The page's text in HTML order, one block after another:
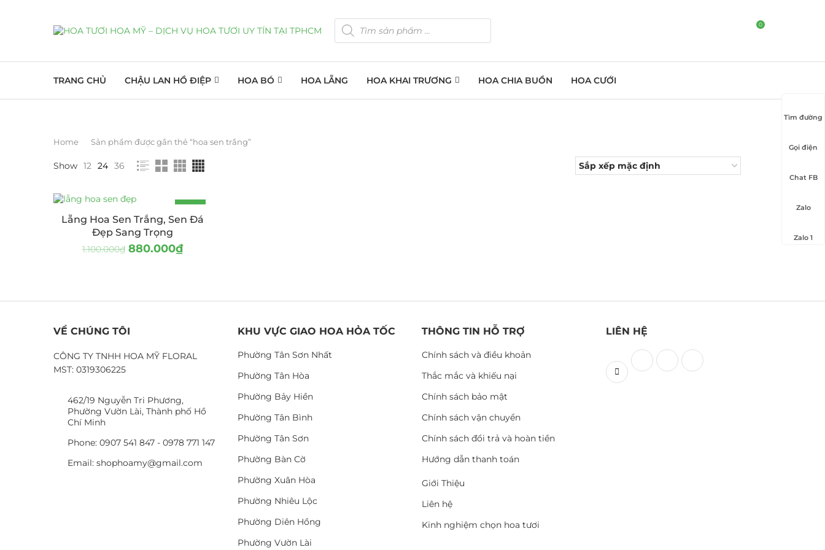
0
TRANG CHỦ CHẬU LAN HỒ ĐIỆP HOA BÓ HOA LẴNG HOA KHAI TRƯƠNG HOA CHIA BUỒN HOA CƯỚI
Home Sản phẩm được gắn thẻ “hoa sen trắng”
Show 12 24 36
-20%
Lẵng Hoa Sen Trắng, Sen Đá
Đẹp Sang Trọng
1.100.000₫ 880.000₫
VỀ CHÚNG TÔI
CÔNG TY TNHH HOA MỸ FLORAL
MST: 0319306225
462/19 Nguyễn Tri Phương,
Phường Vườn Lài, Thành phố Hồ
Chí Minh
Phone: 0907 541 847 - 0978 771 147
Email: shophoamy@gmail.com
KHU VỰC GIAO HOA HỎA TỐC
Phường Tân Sơn Nhất
Phường Tân Hòa
Phường Bảy Hiền
Phường Tân Bình
Phường Tân Sơn
Phường Bàn Cờ
Phường Xuân Hòa
Phường Nhiêu Lộc
Phường Diên Hồng
Phường Vườn Lài
THÔNG TIN HỖ TRỢ
Chính sách và điều khoản
Thắc mắc và khiếu nại
Chính sách bảo mật
Chính sách vận chuyển
Chính sách đổi trả và hoàn tiền
Hướng dẫn thanh toán
Giới Thiệu
Liên hệ
Kinh nghiệm chọn hoa tươi
LIÊN HỆ
Tìm đường
Gọi điện
Chat FB
Zalo
Zalo 1